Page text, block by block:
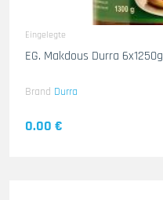
Eingelegte
EG. Makdous Durra 6x1250g
Brand Durra
0.00 €